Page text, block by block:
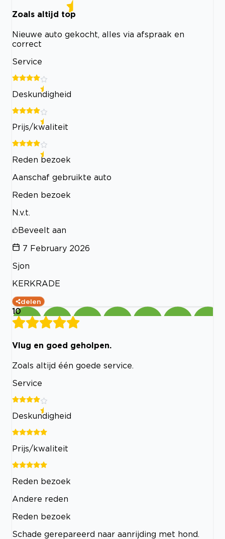
Zoals altijd top
Nieuwe auto gekocht, alles via afspraak en
correct
Service
Deskundigheid
Prijs/kwaliteit
Reden bezoek
Aanschaf gebruikte auto
Reden bezoek
N.v.t.
Beveelt aan
7 February 2026
Sjon
KERKRADE
delen
10
Vlug en goed geholpen.
Zoals altijd één goede service.
Service
Deskundigheid
Prijs/kwaliteit
Reden bezoek
Andere reden
Reden bezoek
Schade gerepareerd naar aanrijding met hond.